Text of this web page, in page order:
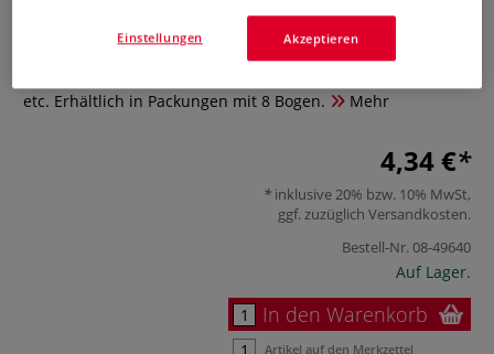
0 Bewertungen
Klebepunkte gold und silber mit verschiedenen
etc. Erhältlich in Packungen mit 8 Bogen.
Mehr
4,34 €
inklusive 20% bzw. 10% MwSt,
ggf. zuzüglich Versandkosten.
Bestell-Nr.08-49640
Auf Lager.
In den Warenkorb
Artikel auf den Merkzettel
Akzeptieren
Einstellungen